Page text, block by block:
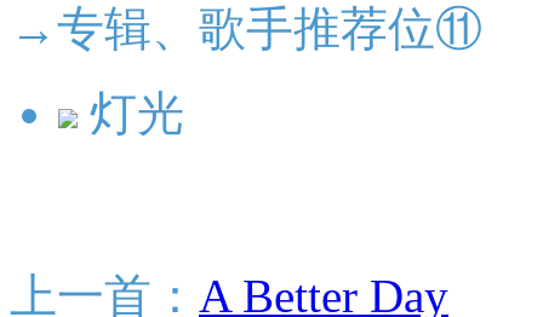
→专辑、歌手推荐位⑪
灯光
上一首： A Better Day